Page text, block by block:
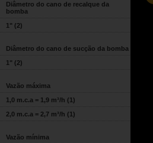
Diâmetro do cano de recalque da
bomba
1" (2)
Diâmetro do cano de sucção da bomba
1" (2)
Vazão máxima
1,0 m.c.a = 1,9 m³/h (1)
2,0 m.c.a = 2,7 m³/h (1)
Vazão mínima